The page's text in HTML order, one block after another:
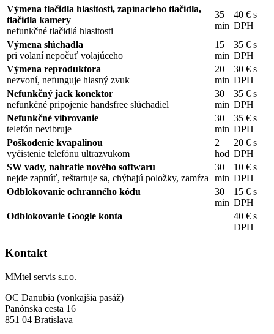
Výmena tlačidla hlasitosti, zapínacieho tlačidla,
tlačidla kamery
nefunkčné tlačidlá hlasitosti
35
min
40 € s
DPH
Výmena slúchadla
pri volaní nepočuť volajúceho
15
min
35 € s
DPH
Výmena reproduktora
nezvoní, nefunguje hlasný zvuk
20
min
30 € s
DPH
Nefunkčný jack konektor
nefunkčné pripojenie handsfree slúchadiel
30
min
35 € s
DPH
Nefunkčné vibrovanie
telefón nevibruje
30
min
35 € s
DPH
Poškodenie kvapalinou
vyčistenie telefónu ultrazvukom
2
hod
20 € s
DPH
SW vady, nahratie nového softwaru
nejde zapnúť, reštartuje sa, chýbajú položky, zamŕza
30
min
10 € s
DPH
Odblokovanie ochranného kódu
30
min
15 € s
DPH
Odblokovanie Google konta
40 € s
DPH
Kontakt
MMtel servis s.r.o.
OC Danubia (vonkajšia pasáž)
Panónska cesta 16
851 04 Bratislava